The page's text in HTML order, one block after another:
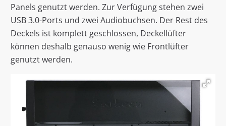
Panels genutzt werden. Zur Verfügung stehen zwei
USB 3.0-Ports und zwei Audiobuchsen. Der Rest des
Deckels ist komplett geschlossen, Deckellüfter
können deshalb genauso wenig wie Frontlüfter
genutzt werden.